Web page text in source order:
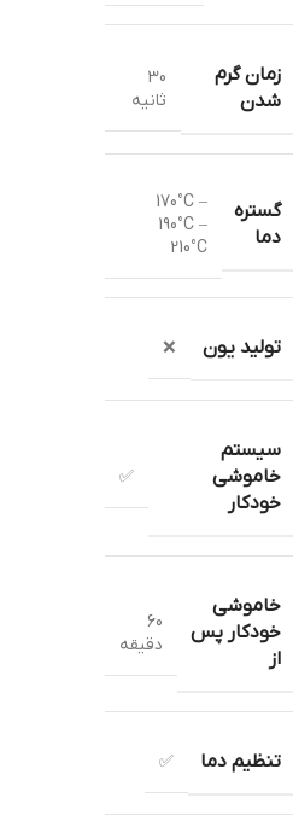
زمان گرم
شدن
30
ثانیه
گستره
دما
170°C –
190°C –
210°C
تولید یون ❌
سیستم
خاموشی
خودکار
✅
خاموشی
خودکار پس
از
60
دقیقه
تنظیم دما ✅